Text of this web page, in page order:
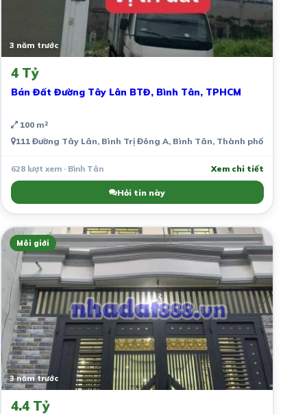
3 năm trước
4 Tỷ
Bán Đất Đường Tây Lân BTĐ, Bình Tân, TPHCM
100 m²
111 Đường Tây Lân, Bình Trị Đông A, Bình Tân, Thành phố Hồ Chí
628 lượt xem · Bình Tân Xem chi tiết
Hỏi tin này
Môi giới
3 năm trước
4.4 Tỷ